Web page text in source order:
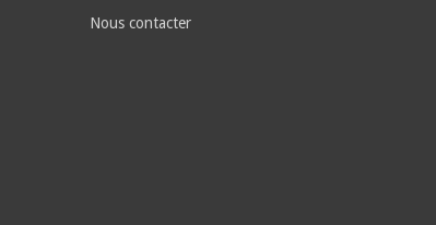
Nous contacter